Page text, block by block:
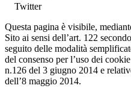
Twitter
Questa pagina è visibile,
Sito ai sensi dell’art. 122
seguito delle modalità
del consenso per l’uso dei
n.126 del 3 giugno 2014 e
dell’8 maggio 2014.